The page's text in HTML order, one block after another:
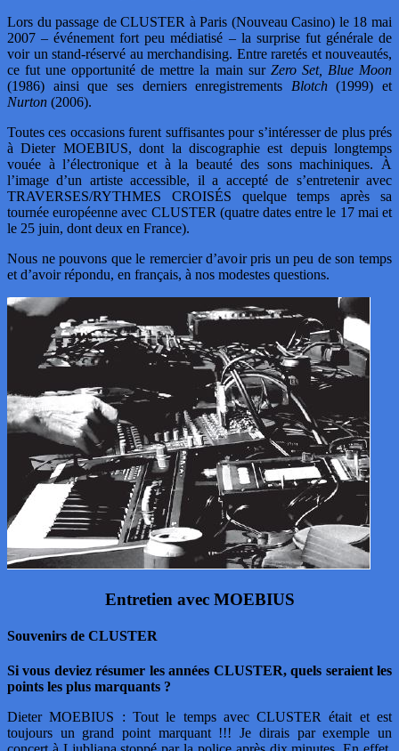
Lors du passage de CLUSTER à Paris (Nouveau Casino) le 18 mai
2007 – événement fort peu médiatisé – la surprise fut générale de
voir un stand-réservé au merchandising. Entre raretés et nouveautés,
ce fut une opportunité de mettre la main sur Zero Set, Blue Moon
(1986) ainsi que ses derniers enregistrements Blotch(1999) et
Nurton (2006).
Toutes ces occasions furent suffisantes pour s’intéresser de plus prés
à Dieter MOEBIUS, dont la discographie est depuis longtemps
vouée à l’électronique et à la beauté des sons machiniques. À
l’image d’un artiste accessible, il a accepté de s’entretenir avec
TRAVERSES/RYTHMES CROISÉS quelque temps après sa
tournée européenne avec CLUSTER (quatre dates entre le 17 mai et
le 25 juin, dont deux en France).
Nous ne pouvons que le remercier d’avoir pris un peu de son temps
et d’avoir répondu, en français, à nos modestes questions.
Entretien avec MOEBIUS
Souvenirs de CLUSTER
Si vous deviez résumer les années CLUSTER, quels seraient les
points les plus marquants ?
Dieter MOEBIUS : Tout le temps avec CLUSTER était et est
toujours un grand point marquant !!! Je dirais par exemple un